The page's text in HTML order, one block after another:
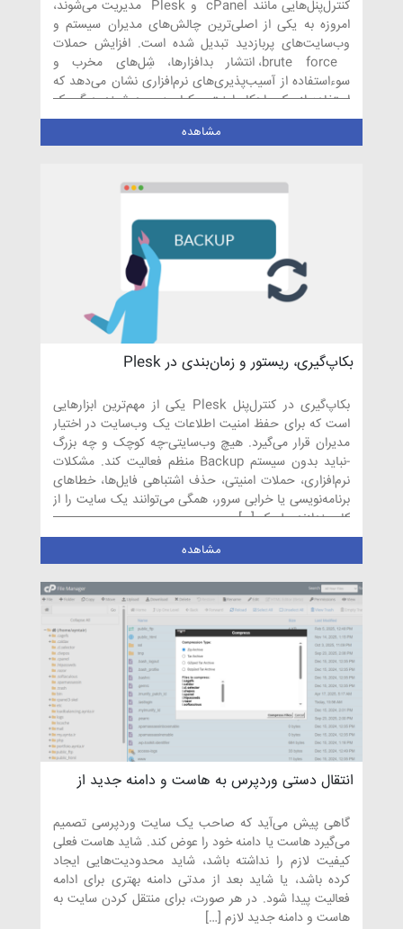
کنترل‌پنل‌هایی مانند cPanel و Plesk مدیریت می‌شوند،
امروزه به یکی از اصلی‌ترین چالش‌های مدیران سیستم و
وب‌سایت‌های پربازدید تبدیل شده است. افزایش حملات
brute force، انتشار بدافزارها، شِل‌های مخرب و
سوءاستفاده از آسیب‌پذیری‌های نرم‌افزاری نشان می‌دهد که
استفاده از یک راهکار امنیتی یکپارچه و هوشمند دیگر یک
انتخاب […]
مشاهده
بکاپ‌گیری، ریستور و زمان‌بندی در Plesk
بکاپ‌گیری در کنترل‌پنل Plesk یکی از مهم‌ترین ابزارهایی
است که برای حفظ امنیت اطلاعات یک وب‌سایت در اختیار
مدیران قرار می‌گیرد. هیچ وب‌سایتی-چه کوچک و چه بزرگ
-نباید بدون سیستم Backup منظم فعالیت کند. مشکلات
نرم‌افزاری، حملات امنیتی، حذف اشتباهی فایل‌ها، خطاهای
برنامه‌نویسی یا خرابی سرور، همگی می‌توانند یک سایت را از
کار بیندازند. پلسک […]
مشاهده
انتقال دستی وردپرس به هاست و دامنه جدید از
طریق cPanel
گاهی پیش می‌آید که صاحب یک سایت وردپرسی تصمیم
می‌گیرد هاست یا دامنه خود را عوض کند. شاید هاست فعلی
کیفیت لازم را نداشته باشد، شاید محدودیت‌هایی ایجاد
کرده باشد، یا شاید بعد از مدتی دامنه بهتری برای ادامه
فعالیت پیدا شود. در هر صورت، برای منتقل کردن سایت به
هاست و دامنه جدید لازم […]